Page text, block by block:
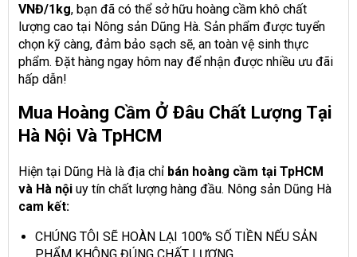
VNĐ/1kg, bạn đã có thể sở hữu hoàng cầm khô chất
lượng cao tại Nông sản Dũng Hà. Sản phẩm được tuyển
chọn kỹ càng, đảm bảo sạch sẽ, an toàn vệ sinh thực
phẩm. Đặt hàng ngay hôm nay để nhận được nhiều ưu đãi
hấp dẫn!
Mua Hoàng Cầm Ở Đâu Chất Lượng Tại
Hà Nội Và TpHCM
Hiện tại Dũng Hà là địa chỉ bán hoàng cầm tại TpHCM
và Hà nội uy tín chất lượng hàng đầu. Nông sản Dũng Hà
cam kết:
CHÚNG TÔI SẼ HOÀN LẠI 100% SỐ TIỀN NẾU SẢN
PHẨM KHÔNG ĐÚNG CHẤT LƯỢNG